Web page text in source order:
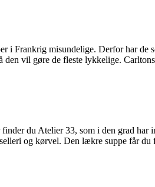
Frankrig misundelige. Derfor har de
vil gøre de fleste lykkelige.
du Atelier 33, som i den grad har
og kørvel. Den lækre suppe får